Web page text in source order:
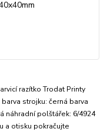
razítko Trodat Printy
strojku: černá barva
náhradní polštářek: 6/4924
a otisku pokračujte